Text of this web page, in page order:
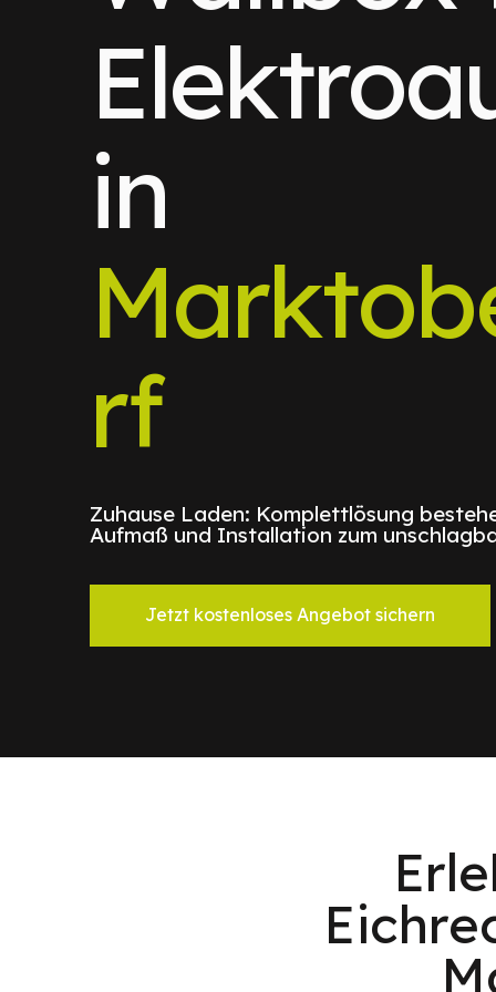
in
rf
Zuhause Laden: Komplettlösung
Aufmaß und Installation zum
Jetzt kostenloses Angebot sichern